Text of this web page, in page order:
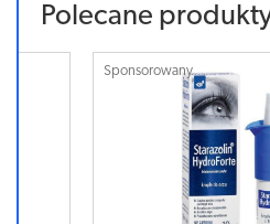
Polecane
Sponsorowany